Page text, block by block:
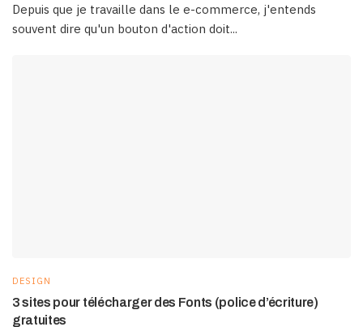
Depuis que je travaille dans le e-commerce, j'entends
souvent dire qu'un bouton d'action doit...
DESIGN
3 sites pour télécharger des Fonts (police d’écriture)
gratuites